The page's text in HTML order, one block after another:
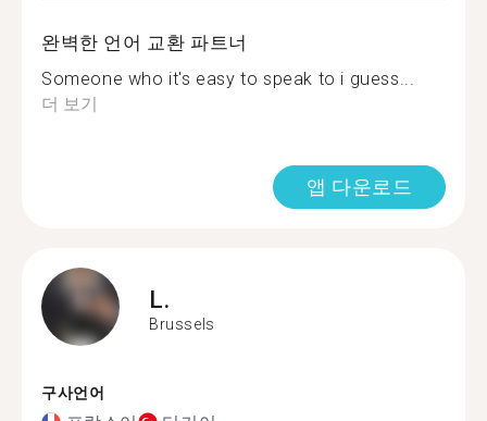
완벽한 언어 교환 파트너
Someone who it's easy to speak to i guess...
더 보기
앱 다운로드
L.
Brussels
구사언어